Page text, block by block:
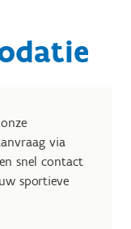
via
snel contact
sportieve